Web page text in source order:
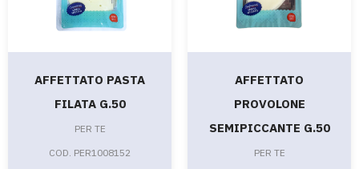
AFFETTATO PASTA
FILATA G.50
PER TE
COD. PER1008152
AFFETTATO
PROVOLONE
SEMIPICCANTE G.50
PER TE